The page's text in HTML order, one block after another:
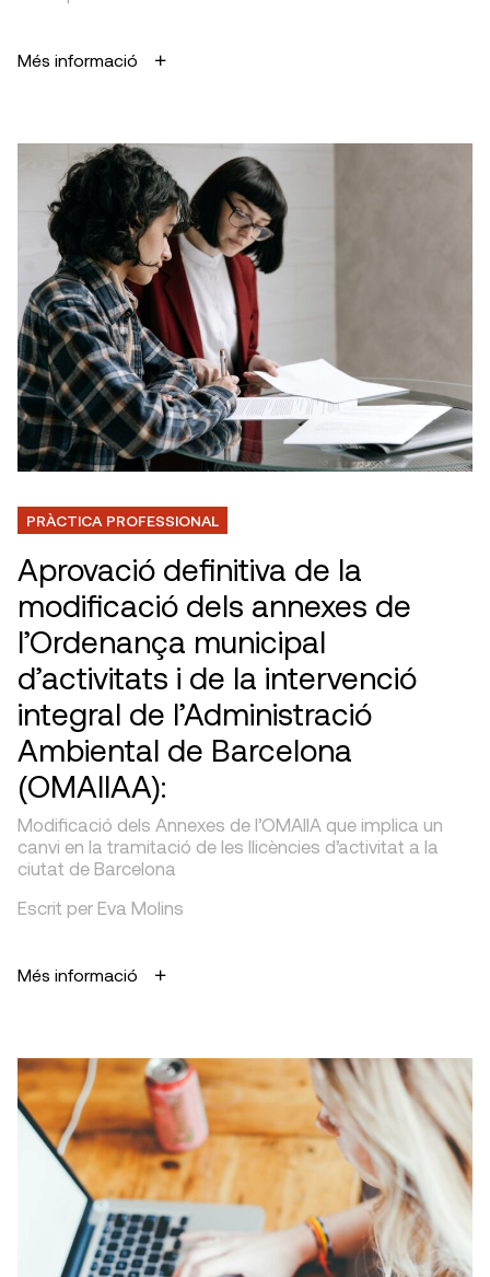
Més informació
PRÀCTICA PROFESSIONAL
Aprovació definitiva de la
modificació dels annexes de
l’Ordenança municipal
d’activitats i de la intervenció
integral de l’Administració
Ambiental de Barcelona
(OMAIIAA):
Modificació dels Annexes de l’OMAIIA que implica un
canvi en la tramitació de les llicències d’activitat a la
ciutat de Barcelona
Escrit per Eva Molins
Més informació